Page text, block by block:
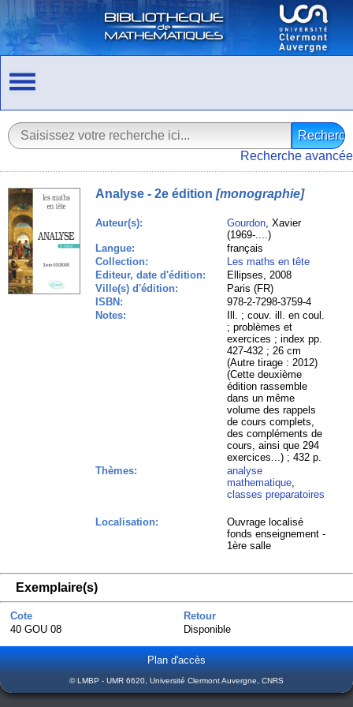
Recherche avancée
Analyse - 2e édition[monographie]
Auteur(s): Gourdon, Xavier
(1969-....)
Langue:
français
Collection:
Les maths en tête
Editeur, date d'édition:
Ellipses, 2008
Ville(s) d'édition:
Paris (FR)
ISBN:
978-2-7298-3759-4
Notes:
Ill. ; couv. ill. en coul.
; problèmes et
exercices ; index pp.
427-432 ; 26 cm
(Autre tirage : 2012)
(Cette deuxième
édition rassemble
dans un même
volume des rappels
de cours complets,
des compléments de
cours, ainsi que 294
exercices...) ; 432 p.
Thèmes:
analyse
mathematique,
classes preparatoires
Localisation:
Ouvrage localisé
fonds enseignement -
1ère salle
Exemplaire(s)
Cote
Retour
40 GOU 08
Disponible
Plan d'accès
© LMBP - UMR 6620, Université Clermont Auvergne, CNRS